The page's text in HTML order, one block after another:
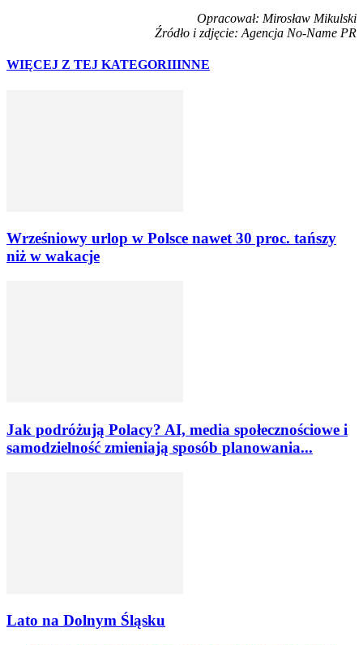
Opracował: Mirosław Mikulski
Źródło i zdjęcie: Agencja No-Name PR
WIĘCEJ Z TEJ KATEGORIIINNE
Wrześniowy urlop w Polsce nawet 30 proc. tańszy
niż w wakacje
Jak podróżują Polacy? AI, media społecznościowe i
samodzielność zmieniają sposób planowania...
Lato na Dolnym Śląsku